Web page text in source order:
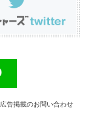
広告掲載のお問い合わせ